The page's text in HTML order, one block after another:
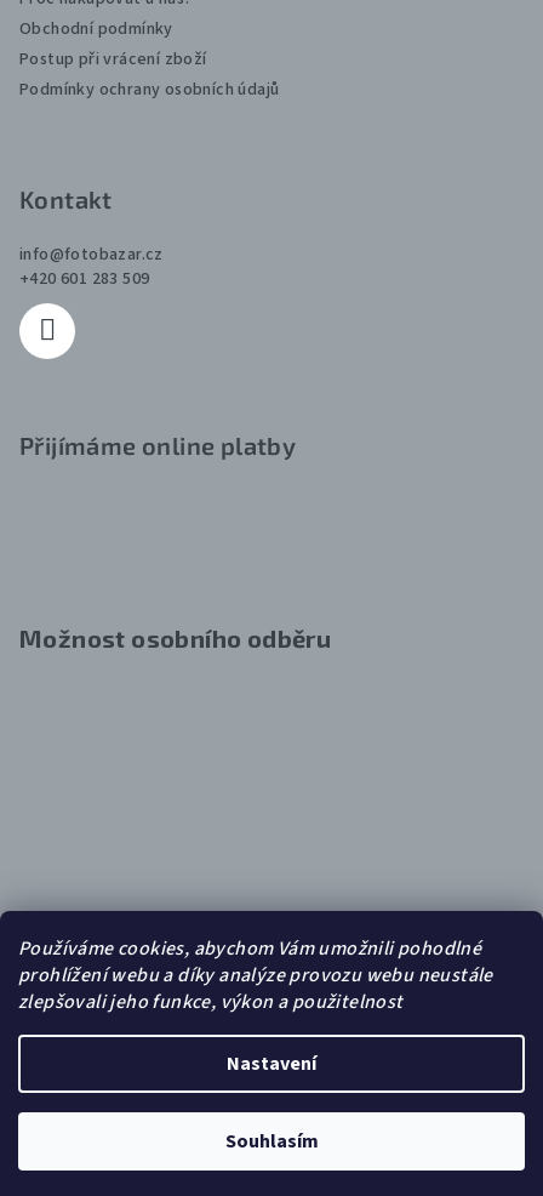
Používáme cookies, abychom Vám umožnili pohodlné
prohlížení webu a díky analýze provozu webu neustále
zlepšovali jeho funkce, výkon a použitelnost
Nastavení
Souhlasím
Obchodní podmínky
Postup při vrácení zboží
Podmínky ochrany osobních údajů
Kontakt
info@fotobazar.cz
+420 601 283 509
Přijímáme online platby
Možnost osobního odběru
Vytvořil Shoptet